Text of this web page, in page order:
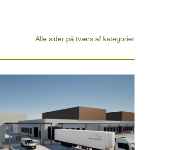
Alle sider på tværs af kategorier